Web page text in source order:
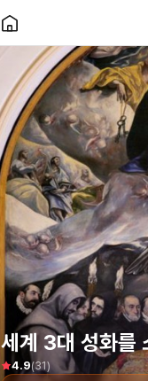
세계 3대 성화를
4.9(31)